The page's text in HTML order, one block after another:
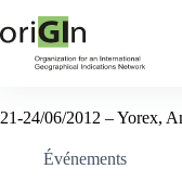
21-24/06/2012 – Yorex,
Événements